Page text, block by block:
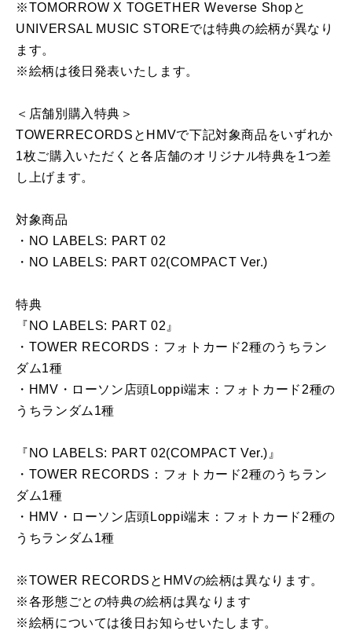
※TOMORROW X TOGETHER Weverse Shopと
UNIVERSAL MUSIC STOREでは特典の絵柄が異なり
ます。
※絵柄は後日発表いたします。
＜店舗別購入特典＞
TOWERRECORDSとHMVで下記対象商品をいずれか
1枚ご購入いただくと各店舗のオリジナル特典を1つ差
し上げます。
対象商品
・NO LABELS: PART 02
・NO LABELS: PART 02(COMPACT Ver.)
特典
『NO LABELS: PART 02』
・TOWER RECORDS：フォトカード2種のうちラン
ダム1種
・HMV・ローソン店頭Loppi端末：フォトカード2種の
うちランダム1種
『NO LABELS: PART 02(COMPACT Ver.)』
・TOWER RECORDS：フォトカード2種のうちラン
ダム1種
・HMV・ローソン店頭Loppi端末：フォトカード2種の
うちランダム1種
※TOWER RECORDSとHMVの絵柄は異なります。
※各形態ごとの特典の絵柄は異なります
※絵柄については後日お知らせいたします。